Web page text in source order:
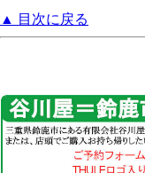
▲ 目次に戻る